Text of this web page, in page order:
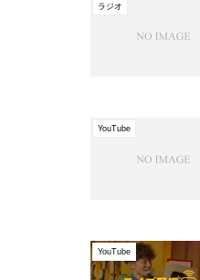
ラジオ
YouTube
YouTube